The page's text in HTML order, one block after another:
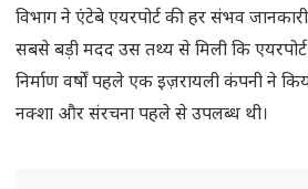
विभाग ने एंटेबे एयरपोर्ट की हर संभव
सबसे बड़ी मदद उस तथ्य से मिली कि
निर्माण वर्षों पहले एक इज़रायली कंपनी ने
नक्शा और संरचना पहले से उपलब्ध थी।